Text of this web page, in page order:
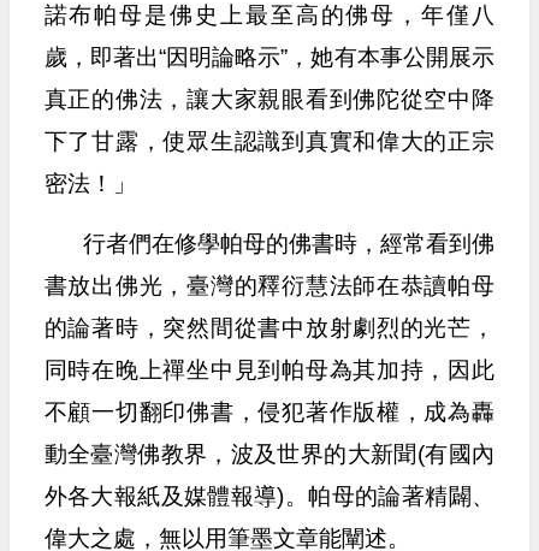
諾布帕母是佛史上最至高的佛母，年僅八
歲，即著出“因明論略示”，她有本事公開展示
真正的佛法，讓大家親眼看到佛陀從空中降
下了甘露，使眾生認識到真實和偉大的正宗
密法！」
行者們在修學帕母的佛書時，經常看到佛
書放出佛光，臺灣的釋衍慧法師在恭讀帕母
的論著時，突然間從書中放射劇烈的光芒，
同時在晚上禪坐中見到帕母為其加持，因此
不顧一切翻印佛書，侵犯著作版權，成為轟
動全臺灣佛教界，波及世界的大新聞(有國內
外各大報紙及媒體報導)。帕母的論著精闢、
偉大之處，無以用筆墨文章能闡述。